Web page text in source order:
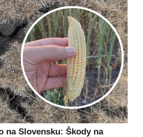
na Slovensku: Škody na